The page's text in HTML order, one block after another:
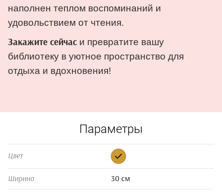
наполнен теплом воспоминаний и
удовольствием от чтения.
Закажите сейчаси превратите вашу
библиотеку в уютное пространство для
отдыха и вдохновения!
Параметры
Цвет
Ширина 30 см